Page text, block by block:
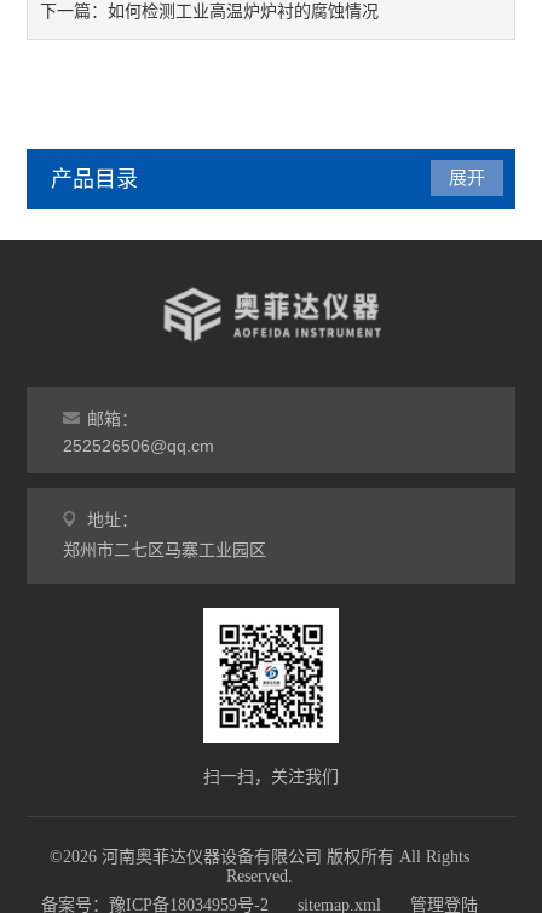
下一篇：如何检测工业高温炉炉衬的腐蚀情况
产品目录
干燥箱
烘箱
工业电炉
展开
邮箱：
252526506@qq.cm
地址：
郑州市二七区马寨工业园区
扫一扫，关注我们
©2026 河南奥菲达仪器设备有限公司 版权所有 All Rights
Reserved.
备案号：豫ICP备18034959号-2
sitemap.xml 管理登陆